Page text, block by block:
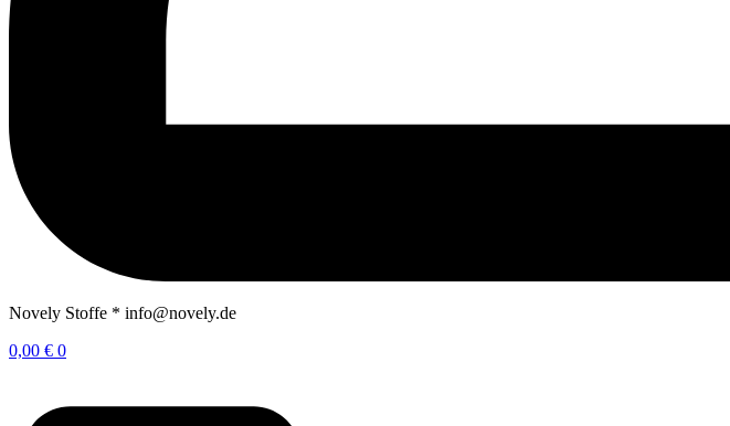
Novely Stoffe * info@novely.de
0,00 € 0